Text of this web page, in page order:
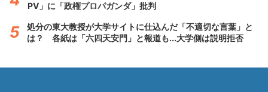
PV」に「政権プロパガンダ」批判
処分の東大教授が大学サイトに仕込んだ「不適切な言葉」と
は？ 各紙は「六四天安門」と報道も...大学側は説明拒否